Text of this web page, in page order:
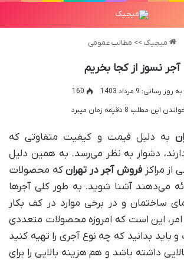
میجیک >> مطالب عمومی
آجر نسوز از کجا بخریم
رسانی: 9 مرداد 1403
160
این مطلب 8 دقیقه زمان میبرد
به دلیل قیمت و کیفیت متفاوتی که
دشوار به نظر می‌رسد. به همین دلیل
از مراکزفروش آجر در تهرانکه محصولات
می‌دهند آشنا شوید. به طور کلی آجر‌ها
ساختمان و در برخی موارد در کف بکار
امر، این است که امروزه محصولات متعددی
باید بدانید که چه نوع آجری را تهیه کنید
داشته باشد و هم هزینه بالایی را برای